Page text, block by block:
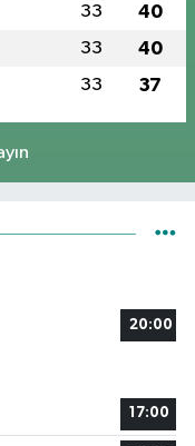
33 40
33 40
33 37
20:00
17:00